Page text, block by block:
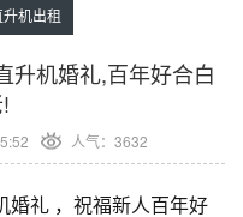
升机出租
升机婚礼,百年好合白
人气：3632
婚礼 ，祝福新人百年好